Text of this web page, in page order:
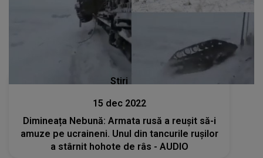
Stiri
15 dec 2022
Dimineața Nebună: Armata rusă a reușit să-i
amuze pe ucraineni. Unul din tancurile rușilor
a stârnit hohote de râs - AUDIO